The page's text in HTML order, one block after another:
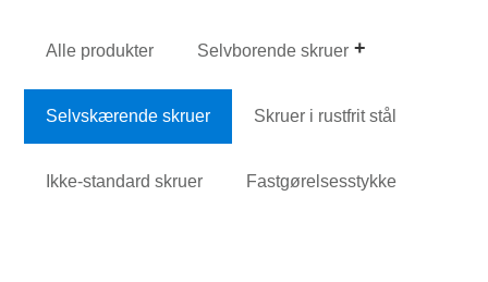
Alle produkter Selvborende skruer
Selvskærende skruer Skruer i rustfrit stål
Ikke-standard skruer Fastgørelsesstykke